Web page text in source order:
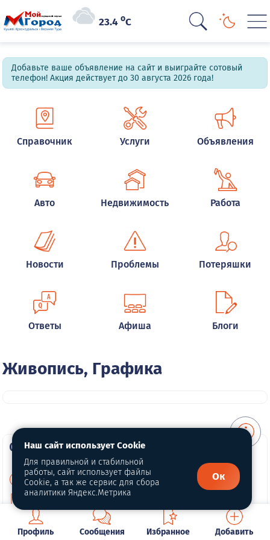
23.4oC
Добавьте ваше объявление на сайт и выиграйте сотовый
телефон! Акция действует до 30 августа 2026 года!
Справочник Услуги Объявления
Авто Недвижимость Работа
Новости Проблемы Потеряшки
Ответы Афиша Блоги
Живопись, Графика
О портале
О нас
Политика конфиденциальности
Публичная оферта
Профиль Сообщения Избранное Добавить
Наш сайт использует Cookie
Для правильной и стабильной
работы, сайт использует файлы
Cookie, а так же сервис для сбора
аналитики Яндекс.Метрика
Ок